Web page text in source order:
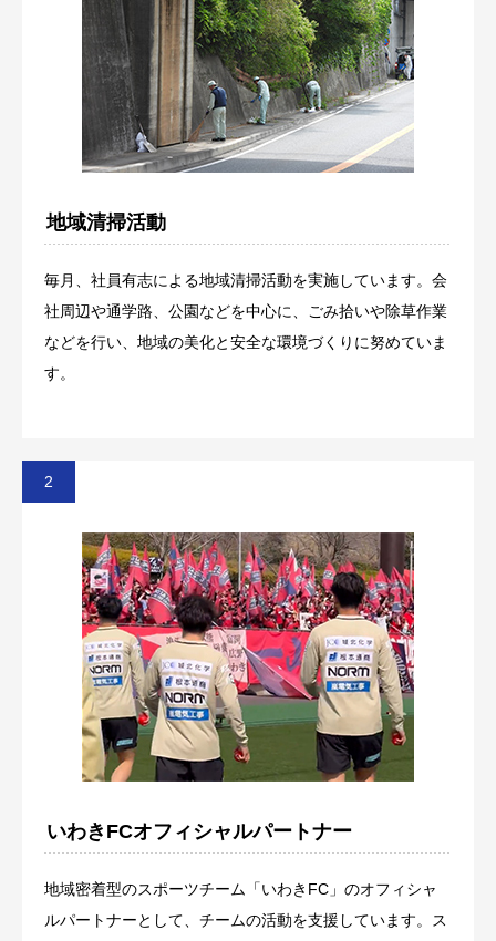
地域清掃活動
毎月、社員有志による地域清掃活動を実施しています。会
社周辺や通学路、公園などを中心に、ごみ拾いや除草作業
などを行い、地域の美化と安全な環境づくりに努めていま
す。
いわきFCオフィシャルパートナー
地域密着型のスポーツチーム「いわきFC」のオフィシャ
ルパートナーとして、チームの活動を支援しています。ス